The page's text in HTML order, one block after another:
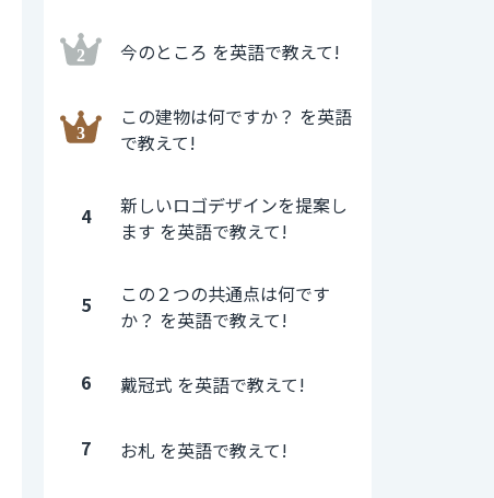
今のところ を英語で教えて!
この建物は何ですか？ を英語
で教えて!
4
新しいロゴデザインを提案し
ます を英語で教えて!
5
この２つの共通点は何です
か？ を英語で教えて!
6 戴冠式 を英語で教えて!
7 お札 を英語で教えて!